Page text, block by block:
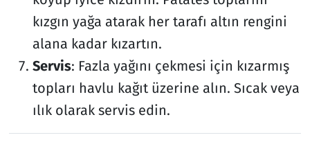
kızgın yağa atarak her tarafı altın rengini
alana kadar kızartın.
Servis: Fazla yağını çekmesi için kızarmış
topları havlu kağıt üzerine alın. Sıcak veya
ılık olarak servis edin.